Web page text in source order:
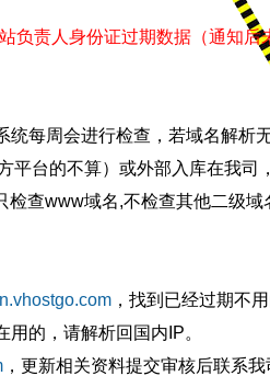
负责人身份证过期数据（通知后
每周会进行检查，若域名解析
平台的不算）或外部入库在我司
查www域名,不检查其他二级域
，找到已经过期不
的，请解析回国内IP。
，更新相关资料提交审核后联系我